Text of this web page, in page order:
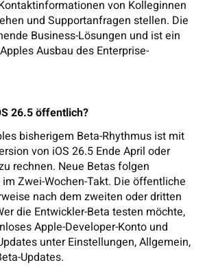
von Kolleginnen
und Supportanfragen stellen. Die
Business-Lösungen und ist ein
Ausbau des Enterprise-
26.5 öffentlich?
bisherigem Beta-Rhythmus ist mit
von iOS 26.5 Ende April oder
rechnen. Neue Betas folgen
Zwei-Wochen-Takt. Die öffentliche
nach dem zweiten oder dritten
die Entwickler-Beta testen möchte,
Apple-Developer-Konto und
unter Einstellungen, Allgemein,
Updates.